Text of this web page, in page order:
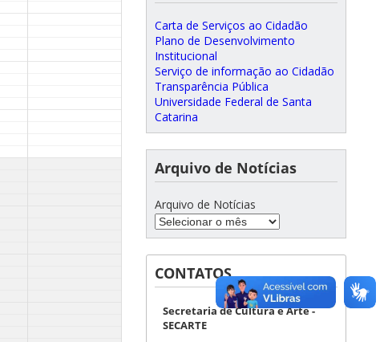
Carta de Serviços ao Cidadão
Plano de Desenvolvimento
Institucional
Serviço de informação ao Cidadão
Transparência Pública
Universidade Federal de Santa
Catarina
Arquivo de Notícias
Arquivo de Notícias
CONTATOS
Secretaria de Cultura e Arte -
SECARTE